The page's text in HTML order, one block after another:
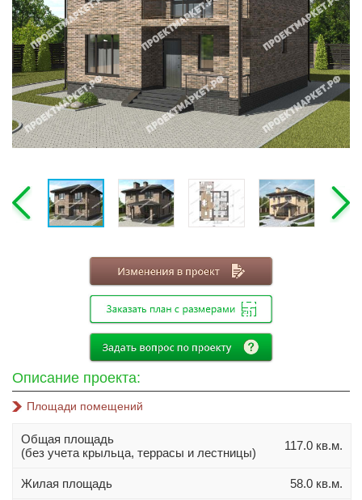
Этажность
Одноэтажные
Двухэтажные
Мансарда
Габариты
8х8
8х9
8х10
8х11
10х12
11х11
11х14
Описание проекта:
Площади помещений
Общая площадь
(без учета крыльца, террасы и лестницы)
117.0 кв.м.
Жилая площадь 58.0 кв.м.